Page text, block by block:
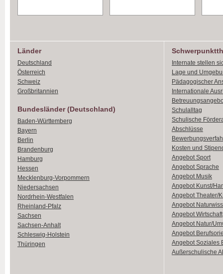
Länder
Deutschland
Österreich
Schweiz
Großbritannien
Bundesländer (Deutschland)
Baden-Württemberg
Bayern
Berlin
Brandenburg
Hamburg
Hessen
Mecklenburg-Vorpommern
Niedersachsen
Nordrhein-Westfalen
Rheinland-Pfalz
Sachsen
Sachsen-Anhalt
Schleswig-Holstein
Thüringen
Internate stellen
Lage und
Pädagogischer
Internationale
Schulalltag
Schulische
Abschlüsse
Kosten und
Angebot Sport
Angebot Sprache
Angebot Musik
Angebot Kunst/
Angebot Theater/
Angebot
Angebot Wirtschaft
Angebot Natur/
Angebot
Angebot Soziales
Außerschulische